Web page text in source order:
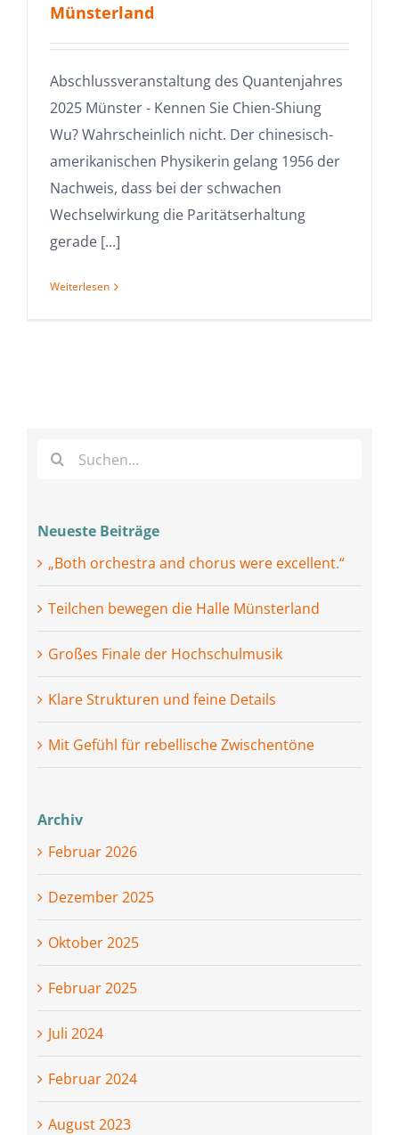
Münsterland
Abschlussveranstaltung des Quantenjahres
2025 Münster - Kennen Sie Chien-Shiung
Wu? Wahrscheinlich nicht. Der chinesisch-
amerikanischen Physikerin gelang 1956 der
Nachweis, dass bei der schwachen
Wechselwirkung die Paritätserhaltung
gerade [...]
Weiterlesen
Suche
Neueste Beiträge
„Both orchestra and chorus were excellent.“
Teilchen bewegen die Halle Münsterland
Großes Finale der Hochschulmusik
Klare Strukturen und feine Details
Mit Gefühl für rebellische Zwischentöne
Archiv
Februar 2026
Dezember 2025
Oktober 2025
Februar 2025
Juli 2024
Februar 2024
August 2023